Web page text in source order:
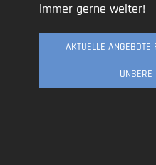
immer gerne weiter!
AKTUELLE ANGEBOTE
UNSERE